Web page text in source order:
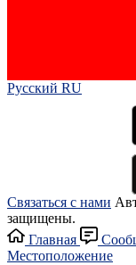
Русский RU‎
Связаться с нами
защищены.
Главная
Местоположение